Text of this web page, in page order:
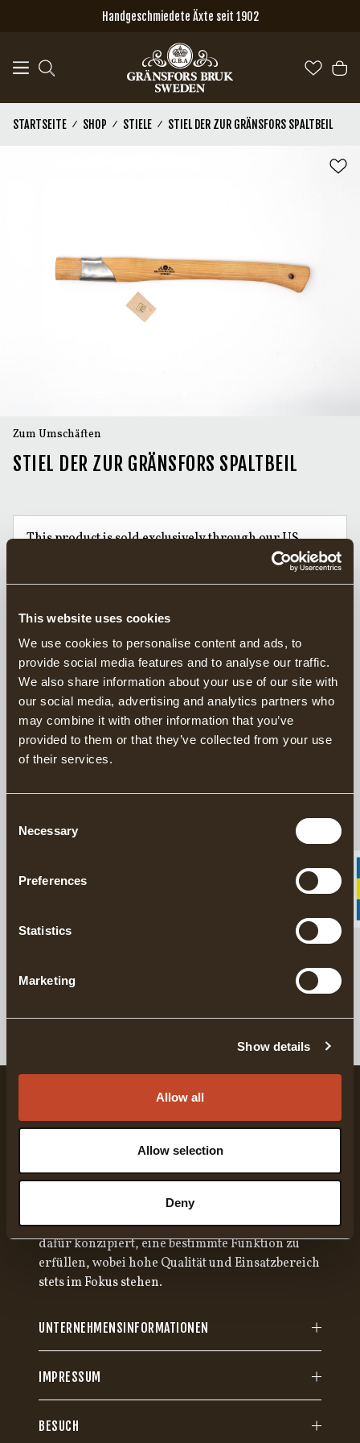
This website uses cookies
We use cookies to personalise content and ads, to
provide social media features and to analyse our traffic.
We also share information about your use of our site with
our social media, advertising and analytics partners who
may combine it with other information that you’ve
provided to them or that they’ve collected from your use
of their services.
Selection
Necessary
Preferences
Statistics
Marketing
Show details
Allow all
Allow selection
Deny
Zum Hauptinhalt springenHandgeschmiedete Äxte seit 1902
STARTSEITE SHOP STIELE STIEL DER ZUR GRÄNSFORS SPALTBEIL
Zum Umschäften
STIEL DER ZUR GRÄNSFORS SPALTBEIL
This product is sold exclusively through our US
Handgeschmiedete Äxte seit 1902
Verantwortungsvoll in Schweden hergestellt
20 Jahre Garantie auf Äxte
Stiel der zur Gränsfors Spaltbeil passt.
BESCHREIBUNG
Passende Produkte
Für Stahl- und Holzschutz
Gränsfors Bruk stellt seit über 100 Jahren
handgeschmiedete Äxte her. Jede Axt ist speziell
dafür konzipiert, eine bestimmte Funktion zu
erfüllen, wobei hohe Qualität und Einsatzbereich
stets im Fokus stehen.
UNTERNEHMENSINFORMATIONEN
IMPRESSUM
BESUCH